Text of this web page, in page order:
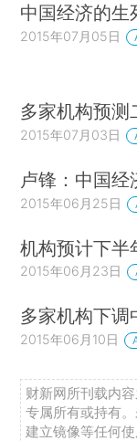
中国经济的生
2015年07月05日
多家机构预测
2015年07月03日
卢锋：中国
2015年06月25日
机构预计下半
2015年06月23日
多家机构下调
2015年06月10日
财新网所刊载内
专属所有或持有
建立镜像等任何使